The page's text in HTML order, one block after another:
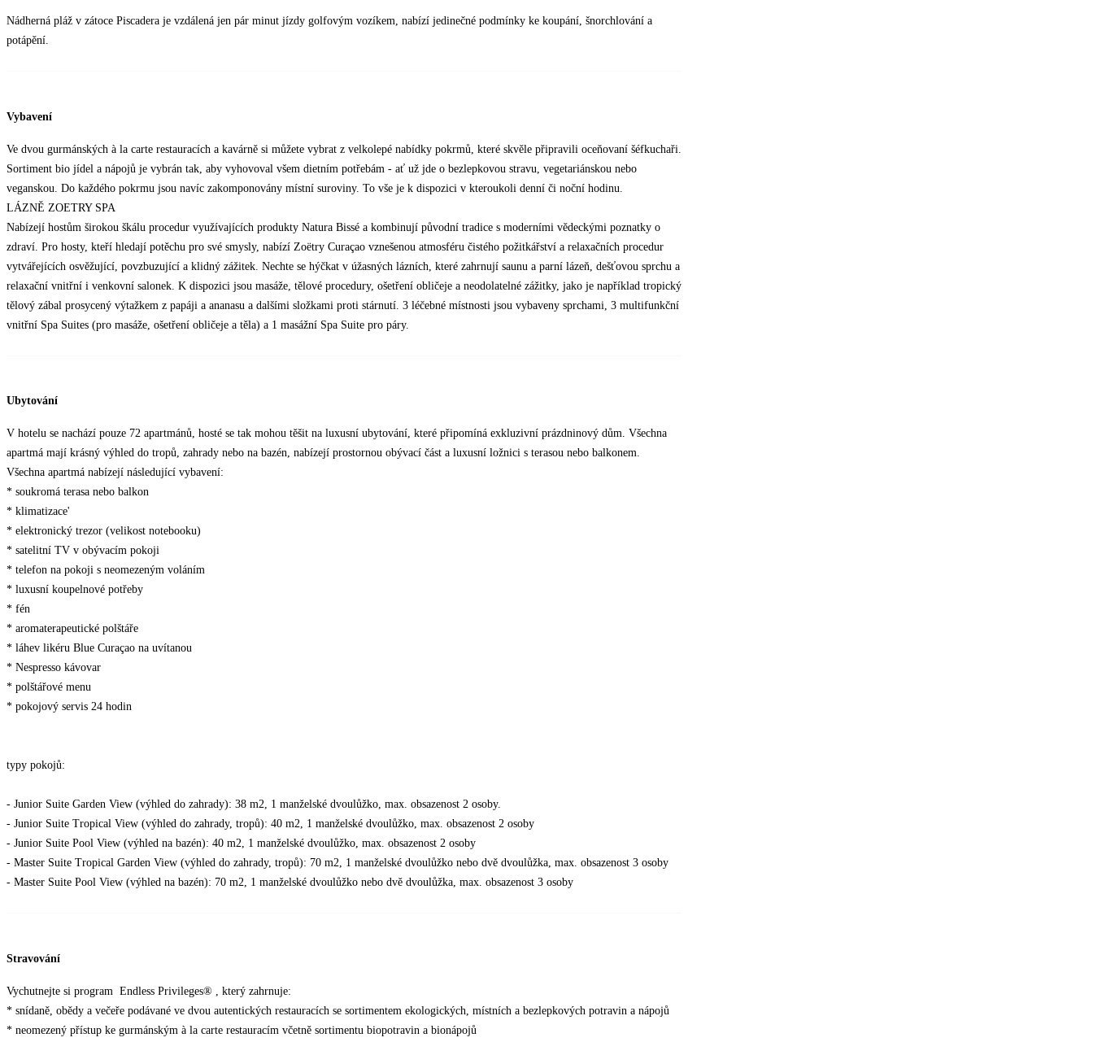
Nádherná pláž v zátoce Piscadera je vzdálená jen pár minut jízdy golfovým vozíkem, nabízí jedinečné podmínky ke koupání, šnorchlování a
potápění.
Vybavení
Ve dvou gurmánských à la carte restauracích a kavárně si můžete vybrat z velkolepé nabídky pokrmů, které skvěle připravili oceňovaní šéfkuchaři.
Sortiment bio jídel a nápojů je vybrán tak, aby vyhovoval všem dietním potřebám - ať už jde o bezlepkovou stravu, vegetariánskou nebo
veganskou. Do každého pokrmu jsou navíc zakomponovány místní suroviny. To vše je k dispozici v kteroukoli denní či noční hodinu.
LÁZNĚ ZOETRY SPA
Nabízejí hostům širokou škálu procedur využívajících produkty Natura Bissé a kombinují původní tradice s moderními vědeckými poznatky o
zdraví. Pro hosty, kteří hledají potěchu pro své smysly, nabízí Zoëtry Curaçao vznešenou atmosféru čistého požitkářství a relaxačních procedur
vytvářejících osvěžující, povzbuzující a klidný zážitek. Nechte se hýčkat v úžasných lázních, které zahrnují saunu a parní lázeň, dešťovou sprchu a
relaxační vnitřní i venkovní salonek. K dispozici jsou masáže, tělové procedury, ošetření obličeje a neodolatelné zážitky, jako je například tropický
tělový zábal prosycený výtažkem z papáji a ananasu a dalšími složkami proti stárnutí. 3 léčebné místnosti jsou vybaveny sprchami, 3 multifunkční
vnitřní Spa Suites (pro masáže, ošetření obličeje a těla) a 1 masážní Spa Suite pro páry.
Ubytování
V hotelu se nachází pouze 72 apartmánů, hosté se tak mohou těšit na luxusní ubytování, které připomíná exkluzivní prázdninový dům. Všechna
apartmá mají krásný výhled do tropů, zahrady nebo na bazén, nabízejí prostornou obývací část a luxusní ložnici s terasou nebo balkonem.
Všechna apartmá nabízejí následující vybavení:
* soukromá terasa nebo balkon
* klimatizace'
* elektronický trezor (velikost notebooku)
* satelitní TV v obývacím pokoji
* telefon na pokoji s neomezeným voláním
* luxusní koupelnové potřeby
* fén
* aromaterapeutické polštáře
* láhev likéru Blue Curaçao na uvítanou
* Nespresso kávovar
* polštářové menu
* pokojový servis 24 hodin
typy pokojů:
- Junior Suite Garden View (výhled do zahrady): 38 m2, 1 manželské dvoulůžko, max. obsazenost 2 osoby.
- Junior Suite Tropical View (výhled do zahrady, tropů): 40 m2, 1 manželské dvoulůžko, max. obsazenost 2 osoby
- Junior Suite Pool View (výhled na bazén): 40 m2, 1 manželské dvoulůžko, max. obsazenost 2 osoby
- Master Suite Tropical Garden View (výhled do zahrady, tropů): 70 m2, 1 manželské dvoulůžko nebo dvě dvoulůžka, max. obsazenost 3 osoby
- Master Suite Pool View (výhled na bazén): 70 m2, 1 manželské dvoulůžko nebo dvě dvoulůžka, max. obsazenost 3 osoby
Stravování
Vychutnejte si program Endless Privileges® , který zahrnuje:
* snídaně, obědy a večeře podávané ve dvou autentických restauracích se sortimentem ekologických, místních a bezlepkových potravin a nápojů
* neomezený přístup ke gurmánským à la carte restauracím včetně sortimentu biopotravin a bionápojů